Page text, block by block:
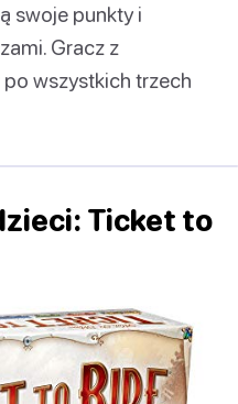
swoje punkty i
Gracz z
wszystkich trzech
Ticket to